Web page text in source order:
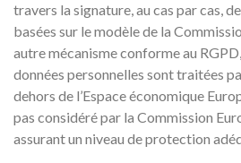
travers la signature, au cas par cas,
basées sur le modèle de la
autre mécanisme conforme au
données personnelles sont traitées
dehors de l’Espace économique
pas considéré par la Commission
assurant un niveau de protection